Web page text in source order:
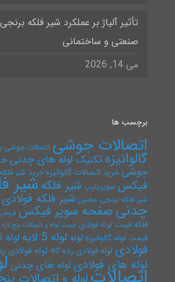
تأثیر آلیاژ بر عملکرد شیر فلکه
صنعتی و ساختمانی
می 14, 2026
برچسب ها
اتصالات جوشی اتصالات جوشی
گالوانیزهتکنیک لوله های چدنی
جوشیخرید اتصالات گالوانیزه خرید شیر فلکه
فیکس سوپرپایپ شیر فلکه شیر
شیر فلکه برنجی سامین شیر فلکه فولادی
چدنیصفحه سوپر فیکس فروش
فلکه قیمت لوله فولادی قیمت لوله و اتصالات پنج لایه
قیمت لوله گالوانیزه لوله لوله 5 لایه لوله 5لایه
فولادی لوله فولادی رده 40 لوله فولادی رده
لوله های فولادی لوله های چدنی